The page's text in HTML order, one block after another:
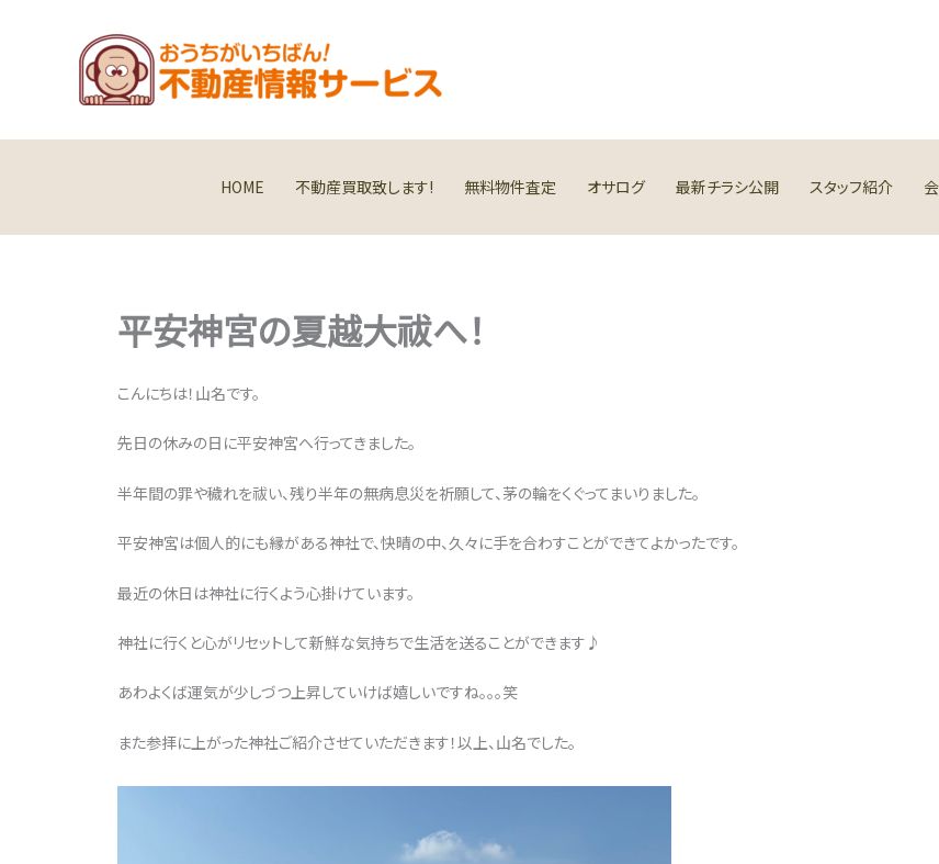
ッ
HOME 不動産買取致します! 無料物件査定 オサログ 最新チラシ公開 スタッフ紹介
平安神宮の夏越大祓へ！
こんにちは！山名です。
先日の休みの日に平安神宮へ行ってきました。
半年間の罪や穢れを祓い、残り半年の無病息災を祈願して、茅の輪をくぐってまいりました。
平安神宮は個人的にも縁がある神社で、快晴の中、久々に手を合わすことができてよかったです。
最近の休日は神社に行くよう心掛けています。
神社に行くと心がリセットして新鮮な気持ちで生活を送ることができます♪
あわよくば運気が少しづつ上昇していけば嬉しいですね。。。笑
また参拝に上がった神社ご紹介させていただきます！以上、山名でした。